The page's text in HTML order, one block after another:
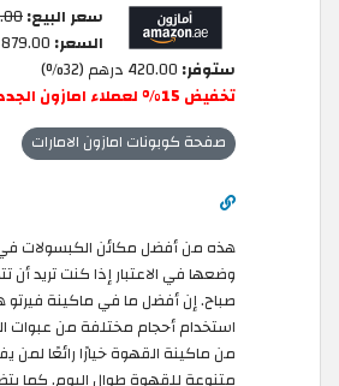
سعر البيع:
السعر:
ستوفر:
تخفيض 15% لعملاء امازون الجدد
صفحة كوبونات امازون الامارات
هذه من أفضل مكائن الكبسولات في
وضعها في الاعتبار إذا كنت تريد
صباح. إن أفضل ما في ماكينة فيرتو
استخدام أحجام مختلفة من عبوات
من ماكينة القهوة خيارًا رائعًا
متنوعة للقهوة طوال اليوم. كما